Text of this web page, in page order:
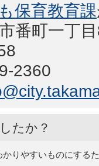
保育教育課
番町一丁
2360
たか？
りやすいものにする